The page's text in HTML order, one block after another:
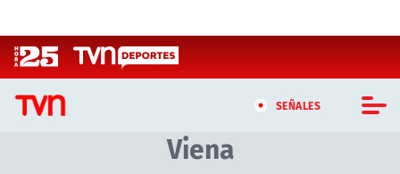
SEÑALES
CASTING MASTERCHEF CHILE
Viena